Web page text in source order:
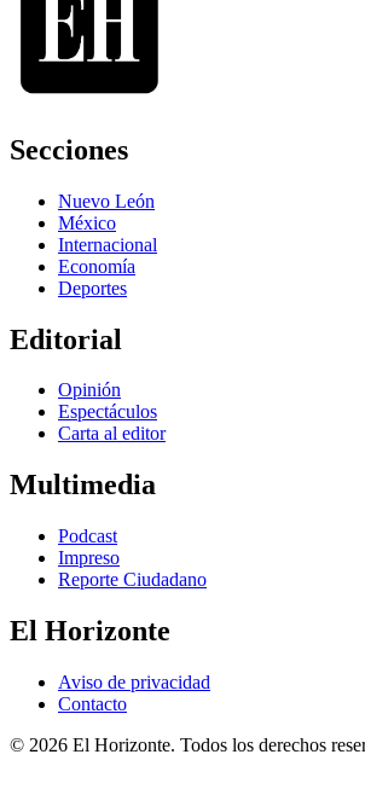
Secciones
Nuevo León
México
Internacional
Economía
Deportes
Editorial
Opinión
Espectáculos
Carta al editor
Multimedia
Podcast
Impreso
Reporte Ciudadano
El Horizonte
Aviso de privacidad
Contacto
© 2026 El Horizonte. Todos los derechos